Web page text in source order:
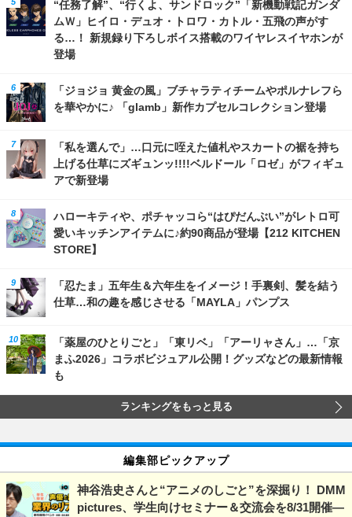
“任務了解”、“行くよ、サンドロック”「新機動戦記ガンダ
ムＷ」ヒイロ・デュオ・トロワ・カトル・五飛の声がす
る…！ 新規録り下ろしボイス搭載のワイヤレスイヤホンが
登場
「ジョジョ 黄金の風」ブチャラティチームやポルナレフら
を華やかに♪ 「glamb」新作カプセルコレクション登場
「私を選んで」…口元に咥えた値札やスカートの裾を持ち
上げる仕草にズギュンッ!!!!ベルドール「ロゼ」がフィギュ
アで新登場
ハローキティや、ポチャッコら“はぴだんぶい”がレトロ可
愛いキッチンアイテムに♪約90商品が登場【212 KITCHEN
STORE】
「忍たま」五年生＆六年生をイメージ！手裏剣、髪を結う
仕草…和の趣を感じさせる「MAYLA」パンプス
「薬屋のひとりごと」「東リベ」「アーリャさん」…「京
まふ2026」コラボビジュアル公開！グッズなどの最新情報
も
ランキングをもっと見る
編集部ピックアップ
神谷浩史さんと“アニメのしごと”を深掘り！ DMM
pictures、学生向けセミナー＆交流会を8/31開催―